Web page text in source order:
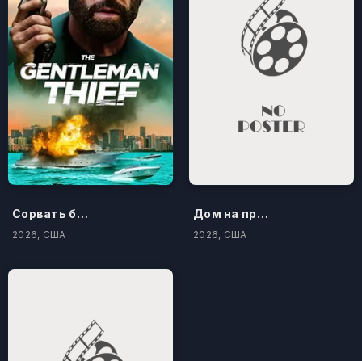
Сорвать банк 3: Вор-джентльмен
2026, США
Дом на проклятом холме
2026, США